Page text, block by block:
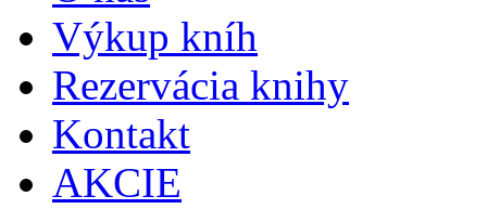
Výkup kníh
Rezervácia knihy
Kontakt
AKCIE